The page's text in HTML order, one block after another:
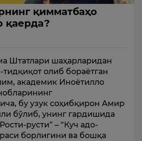
қимматбаҳо
қаерда?
Штатлари шаҳарларидан
олиб бораётган
академик Иноётилло
бу узук соҳибқирон Амир
бўлиб, унинг гардишида
русти” – “Куч адо­
борлигини ва бошқа